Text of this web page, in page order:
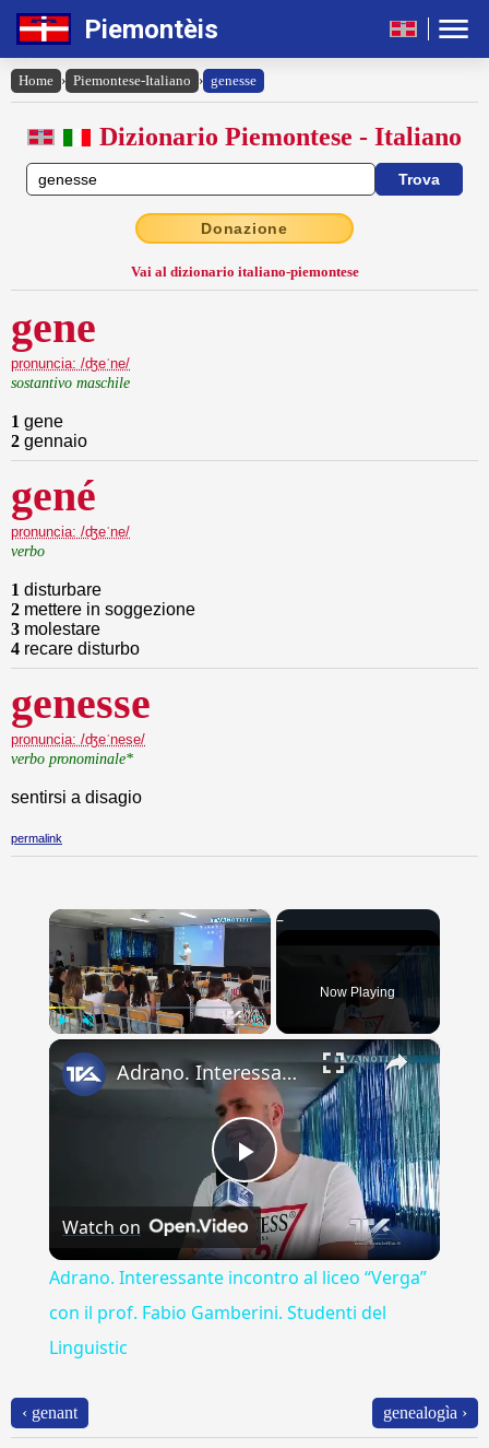
Piemontèis
Home › Piemontese-Italiano › genesse
Dizionario Piemontese - Italiano
Donazione
Vai al dizionario italiano-piemontese
gene
pronuncia: /ʤeˈne/
sostantivo maschile
1 gene
2 gennaio
gené
pronuncia: /ʤeˈne/
verbo
1 disturbare
2 mettere in soggezione
3 molestare
4 recare disturbo
genesse
pronuncia: /ʤeˈnese/
verbo pronominale*
sentirsi a disagio
permalink
×
Now Playing
×
Play
Video
Adrano. Interessante incontro al liceo “Verga” con il prof. Fabio Gamberini. Studenti del Linguistic
Watch on
Adrano. Interessante incontro al liceo “Verga”
con il prof. Fabio Gamberini. Studenti del
Linguistic
‹ genant genealogìa ›